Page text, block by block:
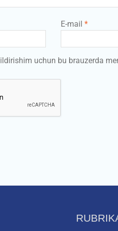
E-mail *
uchun bu brauzerda